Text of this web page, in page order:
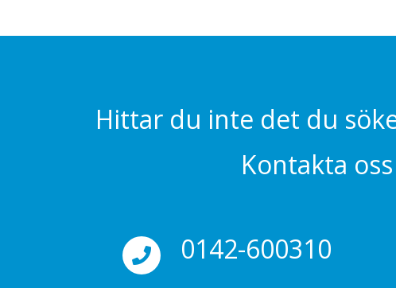
Hittar du inte det du
Kontakta
0142-600310